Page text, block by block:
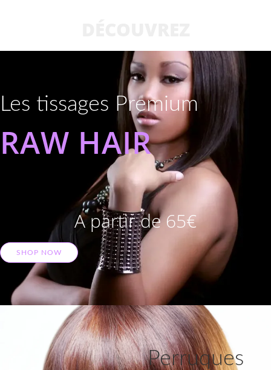
Les tissages Premium
RAW HAIR
A partir de 65€
SHOP NOW
Perruques